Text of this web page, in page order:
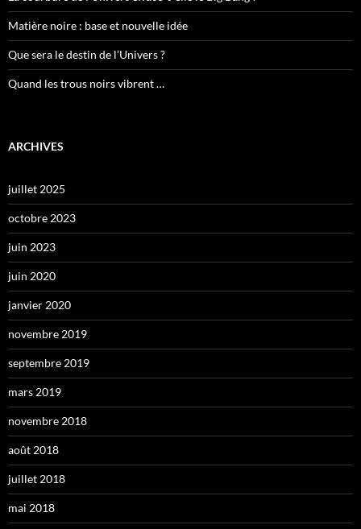
Matière noire : base et nouvelle idée
Que sera le destin de l’Univers ?
Quand les trous noirs vibrent …
ARCHIVES
juillet 2025
octobre 2023
juin 2023
juin 2020
janvier 2020
novembre 2019
septembre 2019
mars 2019
novembre 2018
août 2018
juillet 2018
mai 2018